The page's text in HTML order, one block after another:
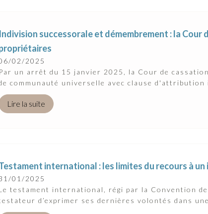
Indivision successorale et démembrement : la
02/2025
Par un arrêt du 15 janvier 2025, la Cour de
communauté universelle avec clause d'attribution
Lire la suite
international : les limites du recours à
01/2025
testament international, régi par la Convention
d’exprimer ses dernières volontés dans